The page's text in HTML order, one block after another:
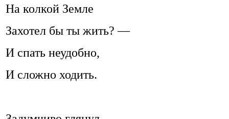
На колкой Земле
Захотел бы ты жить? —
И спать неудобно,
И сложно ходить.